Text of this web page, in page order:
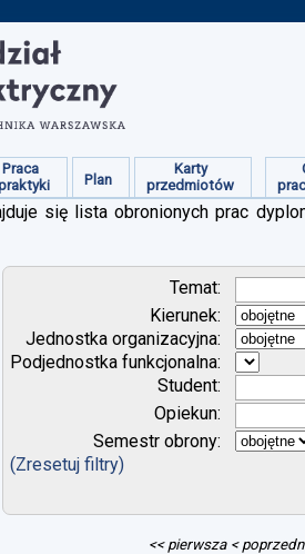
Praca
Plan
Karty
przedmiotów
się lista obronionych prac
Temat:
Kierunek:
Jednostka organizacyjna:
Podjednostka funkcjonalna:
Student:
Opiekun:
Semestr obrony:
(Zresetuj filtry)
<< pierwsza <